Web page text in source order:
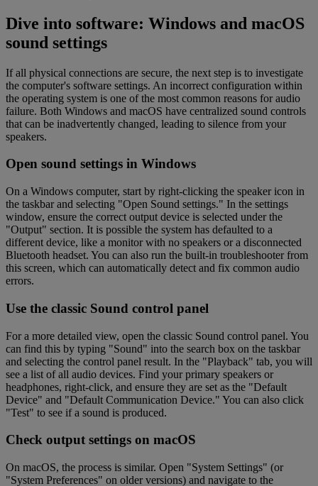
Dive into software: Windows and macOS
sound settings
If all physical connections are secure, the next step is to investigate
the computer's software settings. An incorrect configuration within
the operating system is one of the most common reasons for audio
failure. Both Windows and macOS have centralized sound controls
that can be inadvertently changed, leading to silence from your
speakers.
Open sound settings in Windows
On a Windows computer, start by right-clicking the speaker icon in
the taskbar and selecting "Open Sound settings." In the settings
window, ensure the correct output device is selected under the
"Output" section. It is possible the system has defaulted to a
different device, like a monitor with no speakers or a disconnected
Bluetooth headset. You can also run the built-in troubleshooter from
this screen, which can automatically detect and fix common audio
errors.
Use the classic Sound control panel
For a more detailed view, open the classic Sound control panel. You
can find this by typing "Sound" into the search box on the taskbar
and selecting the control panel result. In the "Playback" tab, you will
see a list of all audio devices. Find your primary speakers or
headphones, right-click, and ensure they are set as the "Default
Device" and "Default Communication Device." You can also click
"Test" to see if a sound is produced.
Check output settings on macOS
On macOS, the process is similar. Open "System Settings" (or
"System Preferences" on older versions) and navigate to the